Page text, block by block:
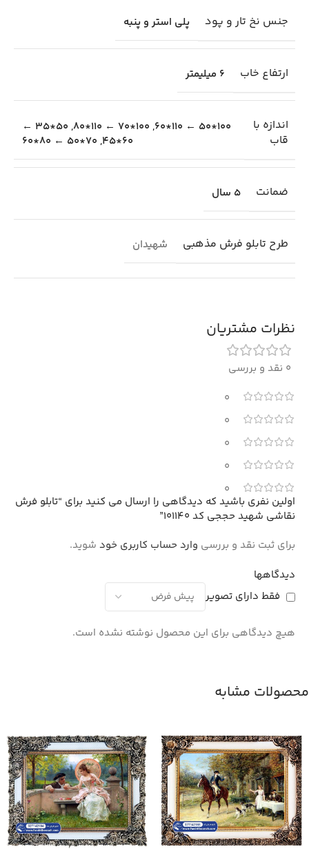
جنس نخ تار و پود پلی استر و پنبه
ارتفاع خاب 6 میلیمتر
اندازه با
قاب
100*50 ← 110*60
,
100*70 ← 110*80
,
50*35 ←
60*45
,
70*50 ← 80*60
ضمانت 5 سال
طرح تابلو فرش مذهبی شهیدان
نظرات مشتریان
0 نقد و بررسی
0
0
0
0
0
دیدگاهها
فقط دارای تصویر
هیچ دیدگاهی برای این محصول نوشته نشده است.
اولین نفری باشید که دیدگاهی را ارسال می کنید برای “تابلو فرش
نقاشی شهید حججی کد 101140”
برای ثبت نقد و بررسی وارد حساب کاربری خود شوید.
محصولات مشابه